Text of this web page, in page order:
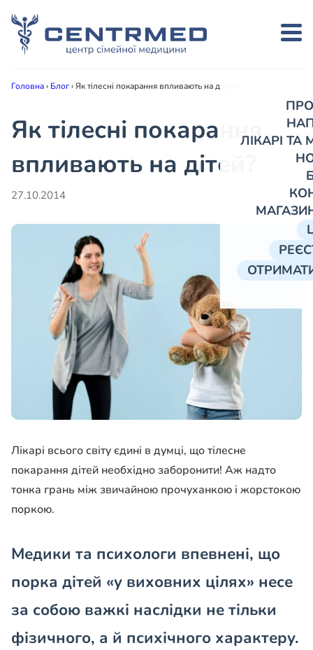
ЛІКАРІ
Головна› Блог›Як тілесні покарання впливають на дітей?
Як тілесні покарання
впливають на дітей?
27.10.2014
Лікарі всього світу єдині в думці, що тілесне
покарання дітей необхідно заборонити! Аж надто
тонка грань між звичайною прочуханкою і жорстокою
поркою.
Медики та психологи впевнені, що
порка дітей «у виховних цілях» несе
за собою важкі наслідки не тільки
фізичного, а й психічного характеру.